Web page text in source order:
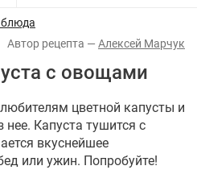
блюда
Алексей Марчук
с овощами
цветной капусты и
Капуста тушится с
вкуснейшее
или ужин. Попробуйте!